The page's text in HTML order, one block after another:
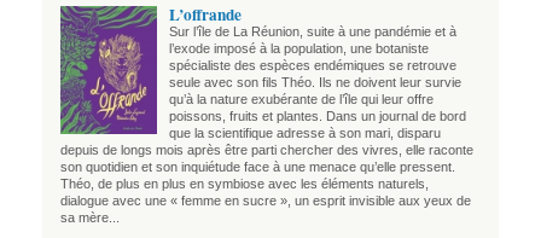
L’offrande
Sur l’île de La Réunion, suite à une pandémie et à
l’exode imposé à la population, une botaniste
spécialiste des espèces endémiques se retrouve
seule avec son fils Théo. Ils ne doivent leur survie
qu’à la nature exubérante de l’île qui leur offre
poissons, fruits et plantes. Dans un journal de bord
que la scientifique adresse à son mari, disparu
depuis de longs mois après être parti chercher des vivres, elle raconte
son quotidien et son inquiétude face à une menace qu’elle pressent.
Théo, de plus en plus en symbiose avec les éléments naturels,
dialogue avec une « femme en sucre », un esprit invisible aux yeux de
sa mère...